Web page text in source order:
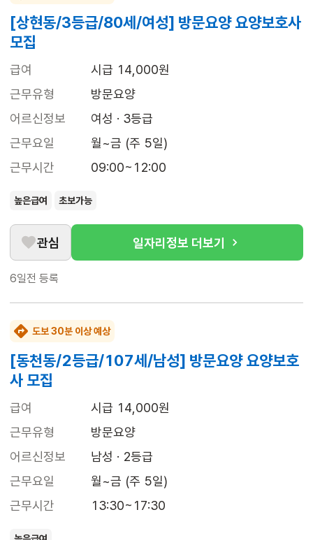
[상현동/3등급/80세/여성] 방문요양 요양보호사
모집
급여
시급 14,000원
근무유형
방문요양
어르신정보
여성 · 3등급
근무요일
월~금 (주 5일)
근무시간
09:00~12:00
높은급여 초보가능
관심 일자리정보 더보기
6일전 등록
도보 30분 이상 예상
[동천동/2등급/107세/남성] 방문요양 요양보호
사 모집
급여
시급 14,000원
근무유형
방문요양
어르신정보
남성 · 2등급
근무요일
월~금 (주 5일)
근무시간
13:30~17:30